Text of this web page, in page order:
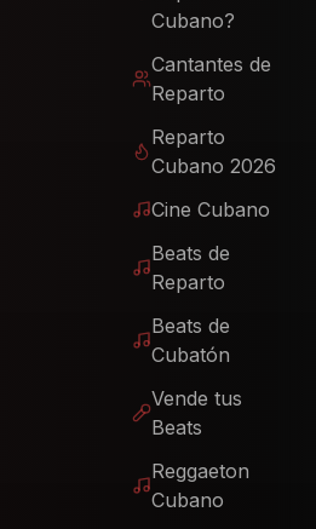
Cubano?
Cantantes de
Reparto
Reparto
Cubano 2026
Cine Cubano
Beats de
Reparto
Beats de
Cubatón
Vende tus
Beats
Reggaeton
Cubano